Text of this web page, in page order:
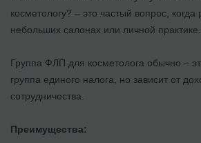
косметологу? – это частый вопрос, когда
небольших салонах или личной практике.
Группа ФЛП для косметолога обычно –
группа единого налога, но зависит от
сотрудничества.
Преимущества: